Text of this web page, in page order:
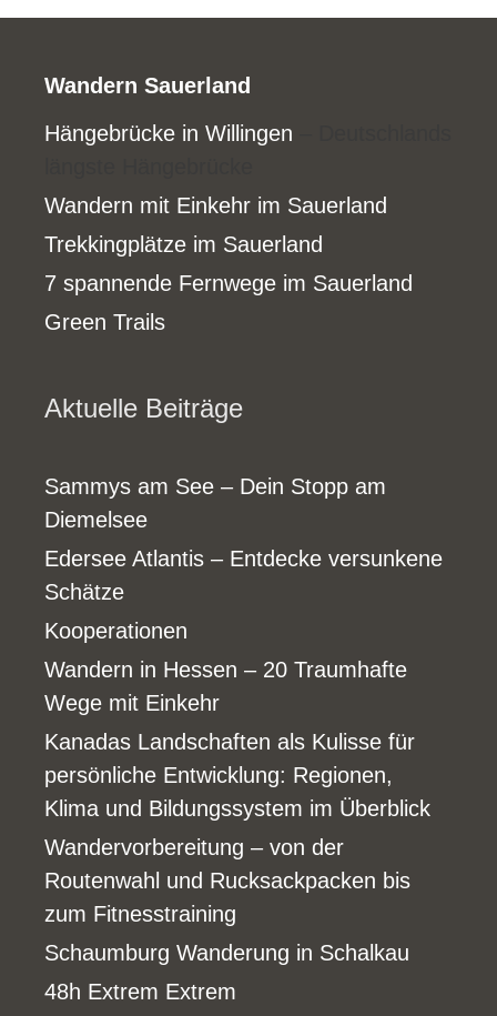
Wandern Sauerland
Hängebrücke in Willingen
Wandern mit Einkehr im Sauerland
Trekkingplätze im Sauerland
7 spannende Fernwege im Sauerland
Green Trails
Aktuelle Beiträge
Sammys am See – Dein Stopp am
Diemelsee
Edersee Atlantis – Entdecke versunkene
Schätze
Kooperationen
Wandern in Hessen – 20 Traumhafte
Wege mit Einkehr
Kanadas Landschaften als Kulisse für
persönliche Entwicklung: Regionen,
Klima und Bildungssystem im Überblick
Wandervorbereitung – von der
Routenwahl und Rucksackpacken bis
zum Fitnesstraining
Schaumburg Wanderung in Schalkau
48h Extrem Extrem